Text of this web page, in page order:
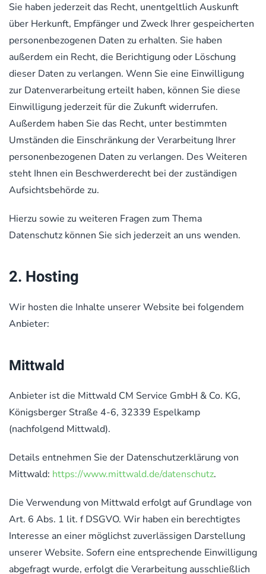
Sie haben jederzeit das Recht, unentgeltlich Auskunft
über Herkunft, Empfänger und Zweck Ihrer gespeicherten
personenbezogenen Daten zu erhalten. Sie haben
außerdem ein Recht, die Berichtigung oder Löschung
dieser Daten zu verlangen. Wenn Sie eine Einwilligung
zur Datenverarbeitung erteilt haben, können Sie diese
Einwilligung jederzeit für die Zukunft widerrufen.
Außerdem haben Sie das Recht, unter bestimmten
Umständen die Einschränkung der Verarbeitung Ihrer
personenbezogenen Daten zu verlangen. Des Weiteren
steht Ihnen ein Beschwerderecht bei der zuständigen
Aufsichtsbehörde zu.
Hierzu sowie zu weiteren Fragen zum Thema
Datenschutz können Sie sich jederzeit an uns wenden.
2. Hosting
Wir hosten die Inhalte unserer Website bei folgendem
Anbieter:
Mittwald
Anbieter ist die Mittwald CM Service GmbH & Co. KG,
Königsberger Straße 4-6, 32339 Espelkamp
(nachfolgend Mittwald).
Details entnehmen Sie der Datenschutzerklärung von
Mittwald: https://www.mittwald.de/datenschutz.
Die Verwendung von Mittwald erfolgt auf Grundlage von
Art. 6 Abs. 1 lit. f DSGVO. Wir haben ein berechtigtes
Interesse an einer möglichst zuverlässigen Darstellung
unserer Website. Sofern eine entsprechende Einwilligung
abgefragt wurde, erfolgt die Verarbeitung ausschließlich